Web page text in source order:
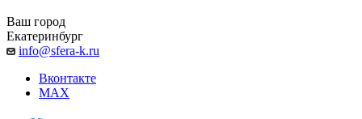
Ваш город
Екатеринбург
info@sfera-k.ru
Вконтакте
MAX